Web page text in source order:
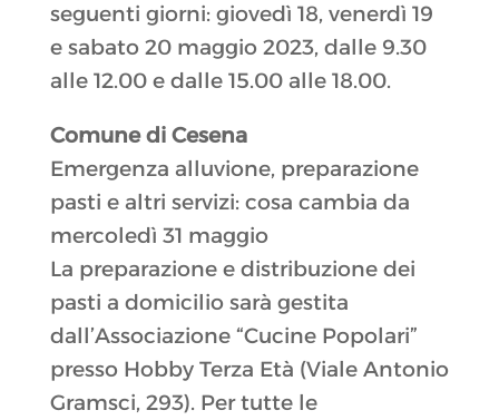
seguenti giorni: giovedì 18, venerdì 19
e sabato 20 maggio 2023, dalle 9.30
alle 12.00 e dalle 15.00 alle 18.00.
Comune di Cesena
Emergenza alluvione, preparazione
pasti e altri servizi: cosa cambia da
mercoledì 31 maggio
La preparazione e distribuzione dei
pasti a domicilio sarà gestita
dall’Associazione “Cucine Popolari”
presso Hobby Terza Età (Viale Antonio
Gramsci, 293). Per tutte le